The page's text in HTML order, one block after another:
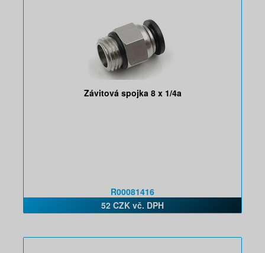
Závitová spojka 8 x 1/4a
R00081416
52 CZK vč. DPH